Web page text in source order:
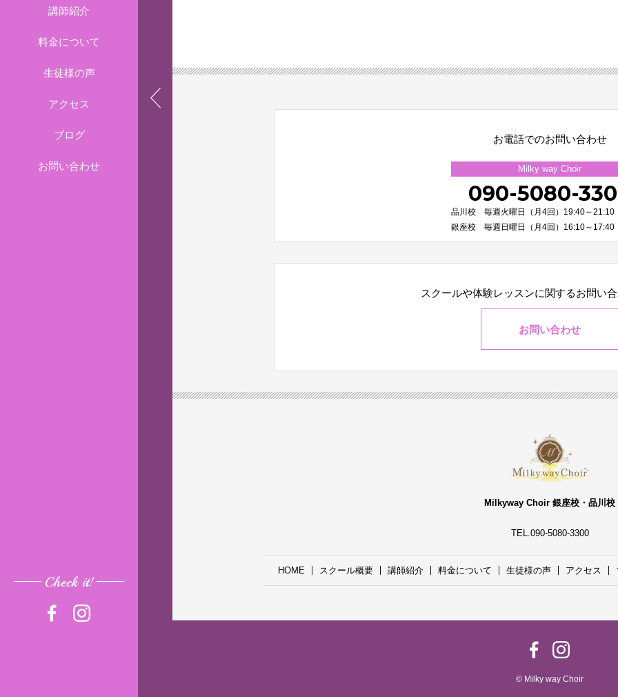
講師紹介
料金について
生徒様の声
アクセス
ブログ
お問い合わせ
Check it!
お電話でのお問い合わせ
Milky way Choir
090-5080-
品川校 毎週火曜日（月4回）19:40～21:10
銀座校 毎週日曜日（月4回）16:10～17:40
スクールや体験レッスンに関するお問い
お問い合わせ
Milkyway Choir 銀座校・品川校
TEL.090-5080-3300
HOME スクール概要 講師紹介 料金について 生徒様の声 アクセス
© Milky way Choir